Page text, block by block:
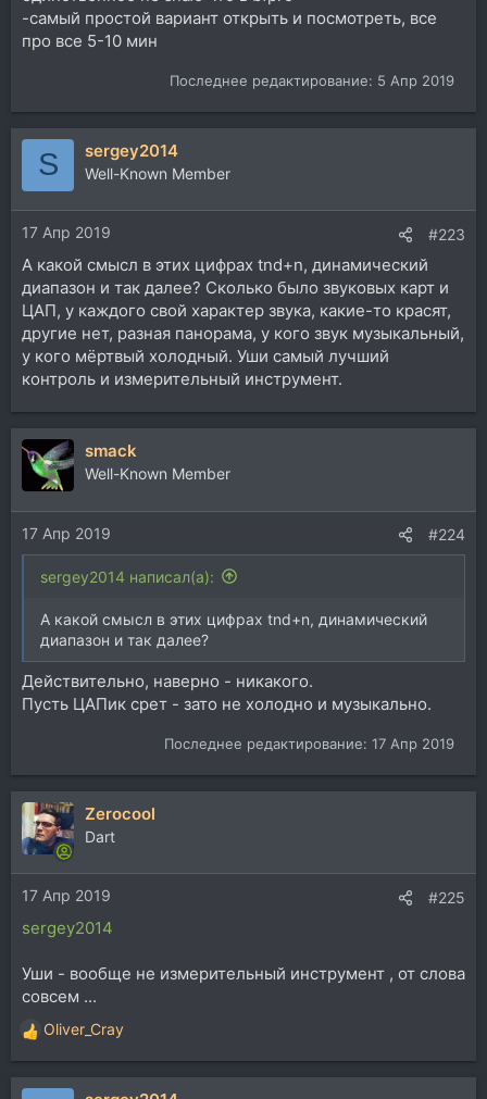
-самый простой вариант открыть и посмотреть, все
про все 5-10 мин
Последнее редактирование: 5 Апр 2019
S sergey2014
Well-Known Member
17 Апр 2019 #223
А какой смысл в этих цифрах tnd+n, динамический
диапазон и так далее? Сколько было звуковых карт и
ЦАП, у каждого свой характер звука, какие-то красят,
другие нет, разная панорама, у кого звук музыкальный,
у кого мёртвый холодный. Уши самый лучший
контроль и измерительный инструмент.
smack
Well-Known Member
17 Апр 2019 #224
sergey2014 написал(а):
А какой смысл в этих цифрах tnd+n, динамический
диапазон и так далее?
Действительно, наверно - никакого.
Пусть ЦАПик срет - зато не холодно и музыкально.
Последнее редактирование: 17 Апр 2019
Zerocool
Dart
17 Апр 2019 #225
sergey2014
Уши - вообще не измерительный инструмент , от слова
совсем ...
Р
е
а
Oliver_Cray